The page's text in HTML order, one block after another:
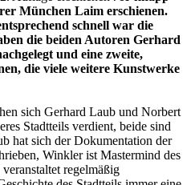
München Laim erschienen.
schnell war die
die beiden Autoren Gerhard
und eine zweite,
die viele weitere Kunstwerke
sich Gerhard Laub und Norbert
Stadtteils verdient, beide sind
hat sich der Dokumentation der
Winkler ist Mastermind des
regelmäßig